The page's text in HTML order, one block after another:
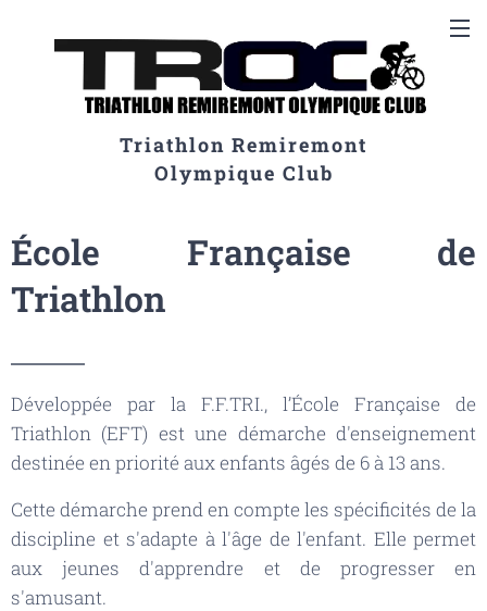
Triathlon Remiremont
Olympique Club
École Française de
Triathlon
Développée par la F.F.TRI., l’École Française de
Triathlon (EFT) est une démarche d'enseignement
destinée en priorité aux enfants âgés de 6 à 13 ans.
Cette démarche prend en compte les spécificités de la
discipline et s'adapte à l'âge de l'enfant. Elle permet
aux jeunes d'apprendre et de progresser en
s'amusant.